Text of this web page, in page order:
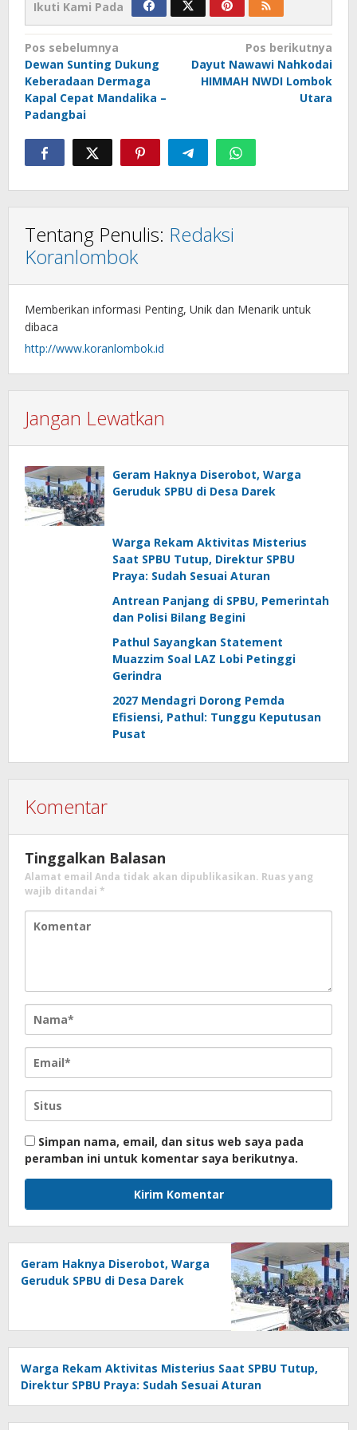
Ikuti Kami Pada
Navigasi
pos
Pos sebelumnya
Dewan Sunting Dukung
Keberadaan Dermaga
Kapal Cepat Mandalika –
Padangbai
Pos berikutnya
Dayut Nawawi Nahkodai
HIMMAH NWDI Lombok
Utara
Tentang Penulis: Redaksi
Koranlombok
Memberikan informasi Penting, Unik dan Menarik untuk
dibaca
http://www.koranlombok.id
Jangan Lewatkan
Geram Haknya Diserobot, Warga
Geruduk SPBU di Desa Darek
Warga Rekam Aktivitas Misterius
Saat SPBU Tutup, Direktur SPBU
Praya: Sudah Sesuai Aturan
Antrean Panjang di SPBU, Pemerintah
dan Polisi Bilang Begini
Pathul Sayangkan Statement
Muazzim Soal LAZ Lobi Petinggi
Gerindra
2027 Mendagri Dorong Pemda
Efisiensi, Pathul: Tunggu Keputusan
Pusat
Komentar
Tinggalkan Balasan
Alamat email Anda tidak akan dipublikasikan. Ruas yang
wajib ditandai *
Simpan nama, email, dan situs web saya pada
peramban ini untuk komentar saya berikutnya.
Geram Haknya Diserobot, Warga
Geruduk SPBU di Desa Darek
Warga Rekam Aktivitas Misterius Saat SPBU Tutup,
Direktur SPBU Praya: Sudah Sesuai Aturan